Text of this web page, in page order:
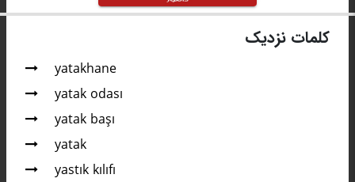
کلمات نزدیک
yatakhane
yatak odası
yatak başı
yatak
yastık kılıfı